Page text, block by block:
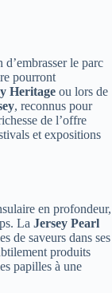
le parc
pourront
Heritage ou lors de
, reconnus pour
de l’offre
et expositions
en profondeur,
La Jersey Pearl
de saveurs dans ses
produits
papilles à une